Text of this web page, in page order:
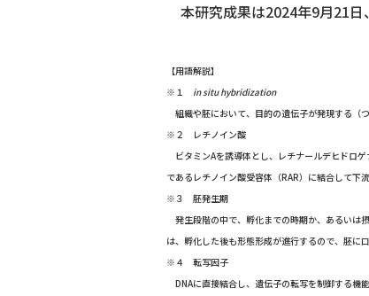
本研究成果は2024年9月21
【用語解説】
※１ in situ hybridization
組織や胚において、目的の遺伝子が発現する（
※２ レチノイン酸
ビタミンAを誘導体とし、レチナールデヒドロ
であるレチノイン酸受容体（RAR）に結合して下
※３ 胚発生期
発生段階の中で、孵化までの時期か、あるいは
は、孵化した後も形態形成が進行するので、胚に
※４ 転写因子
DNAに直接結合し、遺伝子の転写を制御する機